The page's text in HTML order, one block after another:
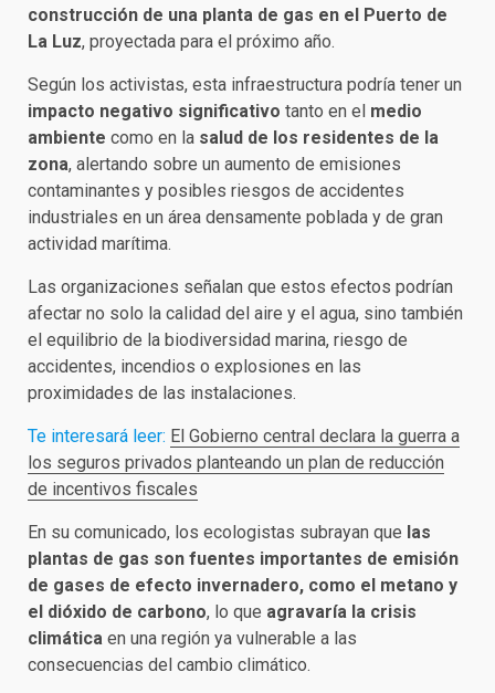
construcción de una planta de gas en el Puerto de
La Luz, proyectada para el próximo año.
Según los activistas, esta infraestructura podría tener un
impacto negativo significativo tanto en el medio
ambiente como en la salud de los residentes de la
zona, alertando sobre un aumento de emisiones
contaminantes y posibles riesgos de accidentes
industriales en un área densamente poblada y de gran
actividad marítima.
Las organizaciones señalan que estos efectos podrían
afectar no solo la calidad del aire y el agua, sino también
el equilibrio de la biodiversidad marina, riesgo de
accidentes, incendios o explosiones en las
proximidades de las instalaciones.
Te interesará leer: El Gobierno central declara la guerra a
los seguros privados planteando un plan de reducción
de incentivos fiscales
En su comunicado, los ecologistas subrayan que las
plantas de gas son fuentes importantes de emisión
de gases de efecto invernadero, como el metano y
el dióxido de carbono, lo que agravaría la crisis
climática en una región ya vulnerable a las
consecuencias del cambio climático.